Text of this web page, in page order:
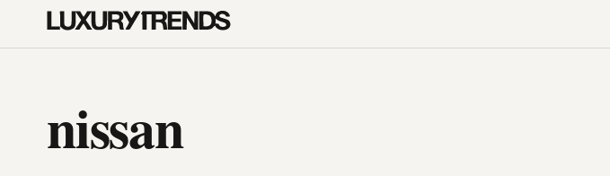
nissan